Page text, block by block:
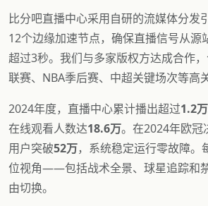
比分吧直播中心采用自研的流媒体分发
12个边缘加速节点，确保直播信号从源
超过3秒。我们与多家版权方达成合作
联赛、NBA季后赛、中超关键场次等高
2024年度，直播中心累计播出超过1.2
在线观看人数达18.6万。在2024年欧冠
用户突破52万，系统稳定运行零故障。
位视角——包括战术全景、球星追踪和
由切换。